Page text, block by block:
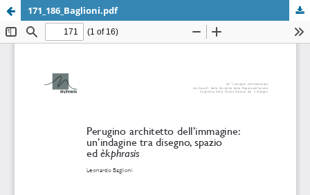
171_186_Baglioni.pdf